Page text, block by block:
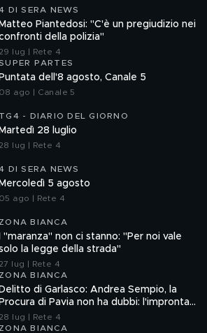
DI SERA NEWS
Matteo Piantedosi: "C'è un pregiudizio nei
della polizia"
29 lug | Rete 4
PARTES
Puntata dell'8 agosto, Canale 5
08 ago | Canale 5
TG4 - DIARIO DEL GIORNO
Martedì 28 luglio
28 lug | Rete 4
DI SERA NEWS
Mercoledì 5 agosto
05 ago | Rete 4
ZONA BIANCA
I "maranza" non ci stanno: "Per noi vale
la legge della strada"
27 lug | Rete 4
ZONA BIANCA
Delitto di Garlasco: Andrea Sempio, la
Procura di Pavia non ha dubbi: l'impronta
33 è la pistola fumante
28 lug | Rete 4
ZONA BIANCA